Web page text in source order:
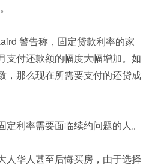
警告称，固定贷款利率的家
支付还款额的幅度大幅增加。如
，那么现在所需要支付的还贷成
利率需要面临续约问题的人。
人华人甚至后悔买房，由于选择